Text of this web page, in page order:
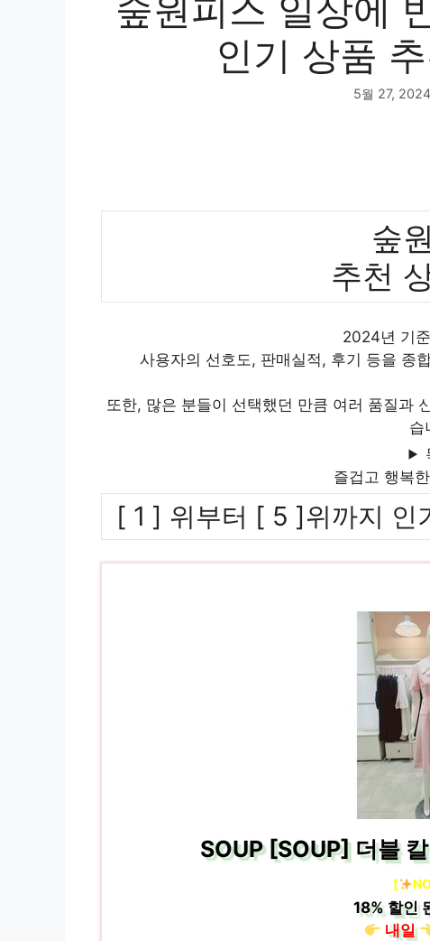
숲원피스 일상에
인기 상품
5월 27, 2024
숲
추천
2024년 기
사용자의 선호도, 판매실적, 후기 등을 종
또한, 많은 분들이 선택했던 만큼 여러 품질과
습
즐겁고 행복
[ 1 ] 위부터 [ 5 ]위까지 인
SOUP [SOUP] 더블
[
18%할인
내일